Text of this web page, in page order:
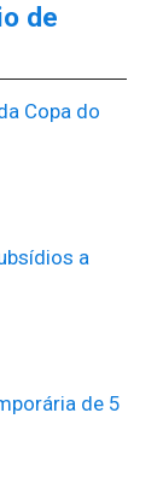
de
Copa do
a
de 5